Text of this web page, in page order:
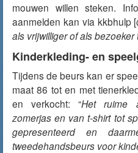
mouwen willen steken.
aanmelden kan via kkbhulp
als vrijwilliger of als
Kinderkleding- en
Tijdens de beurs kan er
maat 86 tot en met
en verkocht: “Het ruime
zomerjas en van t-shirt tot
gepresenteerd en
tweedehandsbeurs voor